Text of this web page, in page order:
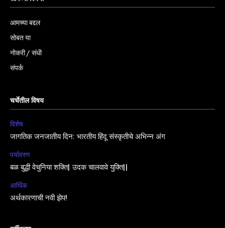
आमच्या बद्दल
सोबत या
नोकरी / संधी
संपर्क
चर्चेतील विषय
विशेष
जागतिक जनजातीय दिन: भारतीय हिंदू संस्कृतीचे अभिन्न अंग
पर्यावरण
बळ बुद्धी वेचुनिया शक्ति| उदक चालवावे युक्ति||
आर्थिक
अर्थकारणाची नवी झेप!